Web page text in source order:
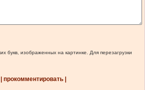
букв, изображенных на картинке. Для перезагрузки
| прокомментировать |